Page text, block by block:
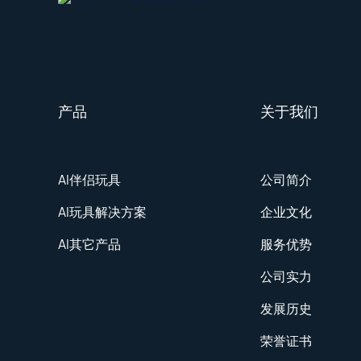
产品
AI伴侣玩具
AI玩具解决方案
AI其它产品
关于我们
公司简介
企业文化
服务优势
公司实力
发展历史
荣誉证书